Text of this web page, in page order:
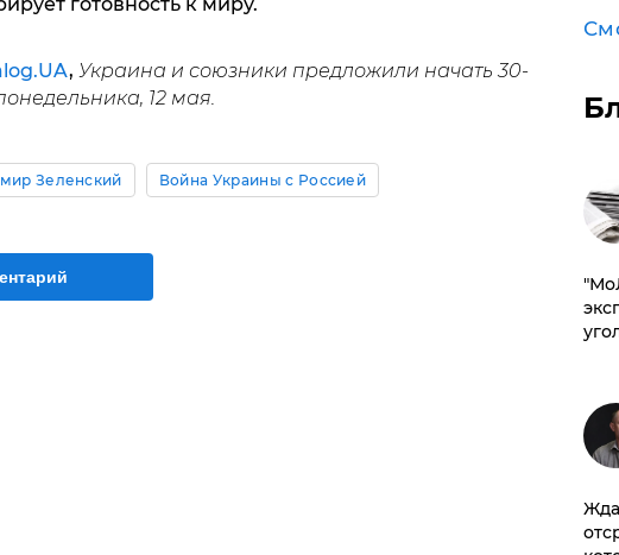
, Украина и союзники предложили начать 30-
12 мая.
Зеленский Война Украины с Россией